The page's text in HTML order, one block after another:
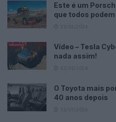
Este é um
que todos
Vídeo – Tesla
nada assim!
O Toyota mais
40 anos depois